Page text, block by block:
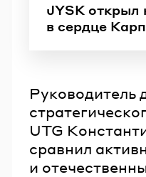
JYSK открыл
в сердце
Руководитель
UTG
сравнил
и